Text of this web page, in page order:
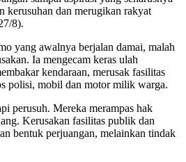
kerusuhan dan merugikan rakyat
8).
yang awalnya berjalan damai, malah
Ia mengecam keras ulah
kendaraan, merusak fasilitas
polisi, mobil dan motor milik warga.
perusuh. Mereka merampas hak
Kerusakan fasilitas publik dan
bentuk perjuangan, melainkan tindak